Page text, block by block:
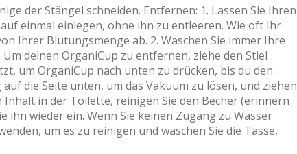
der Stängel schneiden. Entfernen: 1. Lassen Sie Ihren
einmal einlegen, ohne ihn zu entleeren. Wie oft Ihr
Ihrer Blutungsmenge ab. 2. Waschen Sie immer Ihre
deinen OrganiCup zu entfernen, ziehe den Stiel
um OrganiCup nach unten zu drücken, bis du den
die Seite unten, um das Vakuum zu lösen, und ziehen
Inhalt in der Toilette, reinigen Sie den Becher (erinnern
ihn wieder ein. Wenn Sie keinen Zugang zu Wasser
um es zu reinigen und waschen Sie die Tasse,